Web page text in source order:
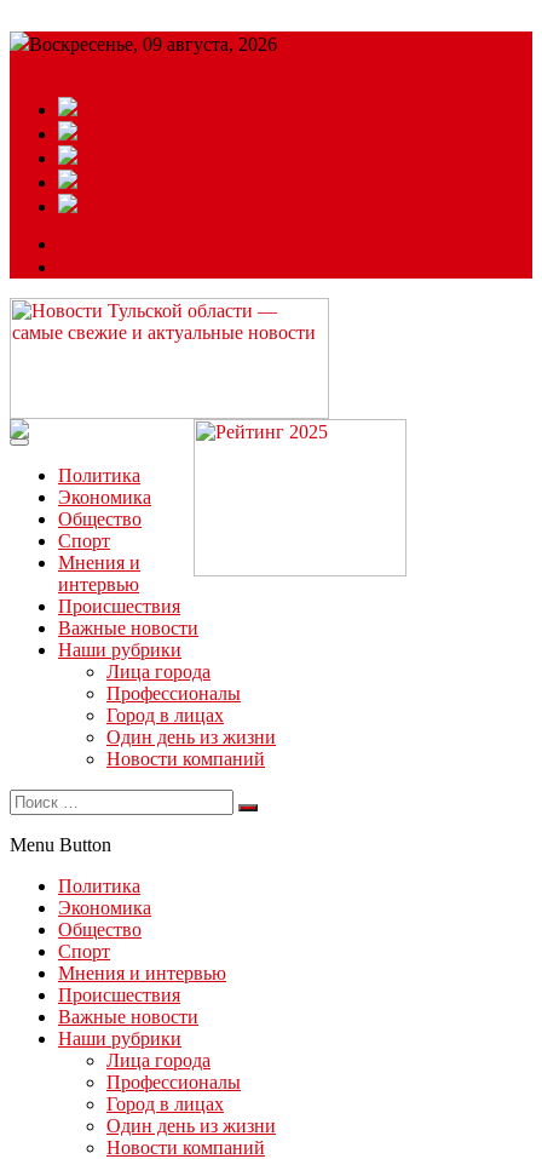
Воскресенье, 09 августа, 2026
Читайте последние новости дня в Тульской области на сайте
“ЗаНовомосковск”
Политика
Экономика
Общество
Спорт
Мнения и
интервью
Происшествия
Важные новости
Наши рубрики
Лица города
Профессионалы
Город в лицах
Один день из жизни
Новости компаний
Menu Button
Политика
Экономика
Общество
Спорт
Мнения и интервью
Происшествия
Важные новости
Наши рубрики
Лица города
Профессионалы
Город в лицах
Один день из жизни
Новости компаний